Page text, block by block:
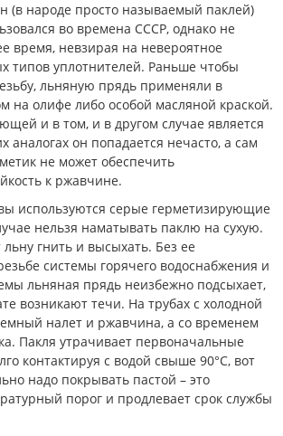
(в народе просто называемый паклей)
во времена СССР, однако не
время, невзирая на невероятное
типов уплотнителей. Раньше чтобы
льняную прядь применяли в
на олифе либо особой масляной краской.
и в том, и в другом случае является
он попадается нечасто, а сам
не может обеспечить
к ржавчине.
используются серые герметизирующие
нельзя наматывать паклю на сухую.
льну гнить и высыхать. Без ее
системы горячего водоснабжения и
льняная прядь неизбежно подсыхает,
возникают течи. На трубах с холодной
налет и ржавчина, а со временем
Пакля утрачивает первоначальные
контактируя с водой свыше 90°C, вот
надо покрывать пастой – это
порог и продлевает срок службы